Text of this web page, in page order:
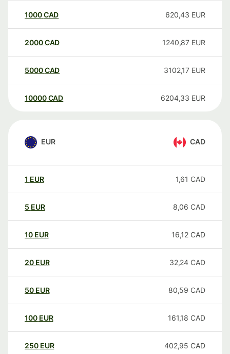
1000CAD 620,43 EUR
2000CAD 1240,87 EUR
5000CAD 3102,17 EUR
10000 CAD 6204,33 EUR
EUR CAD
1 EUR 1,61 CAD
5 EUR 8,06 CAD
10 EUR 16,12 CAD
20 EUR 32,24 CAD
50 EUR 80,59 CAD
100 EUR 161,18 CAD
250 EUR 402,95 CAD